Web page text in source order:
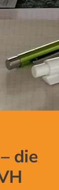
die